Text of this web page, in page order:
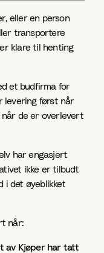
eller en person
transportere
klare til henting
et budfirma for
levering først når
de er overlevert
har engasjert
ikke er tilbudt
i det øyeblikket
når:
av Kjøper har tatt